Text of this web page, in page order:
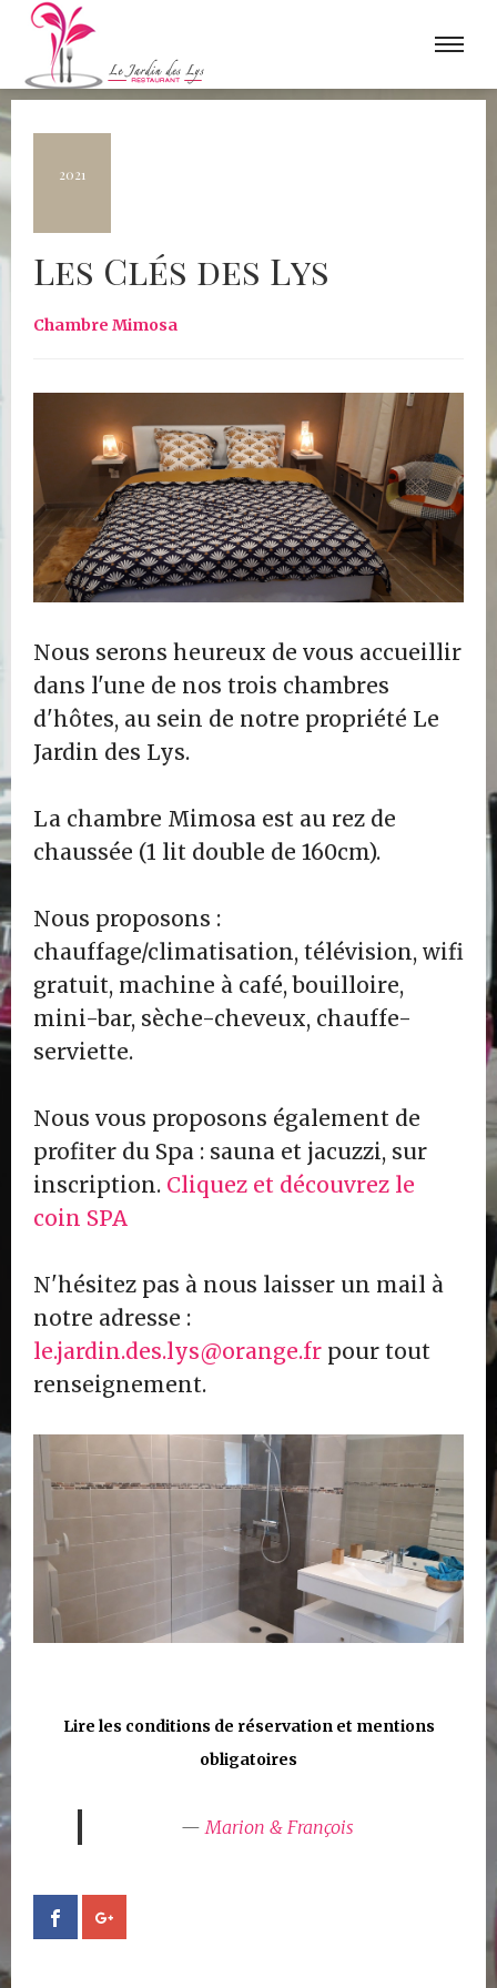
2021
Les Clés des Lys
Chambre Mimosa
Nous serons heureux de vous accueillir
dans l'une de nos trois chambres
d'hôtes, au sein de notre propriété Le
Jardin des Lys.
La chambre Mimosa est au rez de
chaussée (1 lit double de 160cm).
Nous proposons :
chauffage/climatisation, télévision, wifi
gratuit, machine à café, bouilloire,
mini-bar, sèche-cheveux, chauffe-
serviette.
Nous vous proposons également de
profiter du Spa : sauna et jacuzzi, sur
inscription. Cliquez et découvrez le
coin SPA
N'hésitez pas à nous laisser un mail à
notre adresse :
le.jardin.des.lys@orange.fr pour tout
renseignement.
Lire les conditions de réservation et mentions
obligatoires
Marion & François